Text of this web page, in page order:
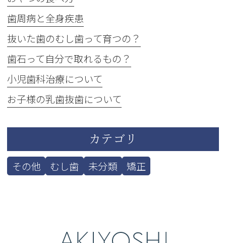
歯周病と全身疾患
抜いた歯のむし歯って育つの？
歯石って自分で取れるもの？
小児歯科治療について
お子様の乳歯抜歯について
カテゴリ
その他 むし歯 未分類 矯正